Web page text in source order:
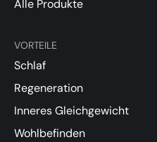
Alle Produkte
VORTEILE
Schlaf
Regeneration
Inneres Gleichgewicht
Wohlbefinden